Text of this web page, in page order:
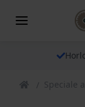
Speciale